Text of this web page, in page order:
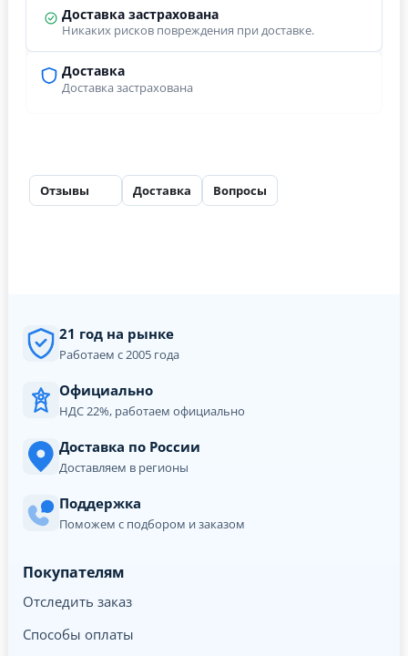
Доставка
Доставка застрахована
Доставка застрахована
Никаких рисков повреждения при доставке.
Отзывы Доставка Вопросы
21 год на рынке
Работаем с 2005 года
Официально
НДС 22%, работаем официально
Доставка по России
Доставляем в регионы
Поддержка
Поможем с подбором и заказом
Покупателям
Отследить заказ
Способы оплаты